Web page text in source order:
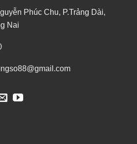
Phúc Chu, P.Trảng Dài,
Nai